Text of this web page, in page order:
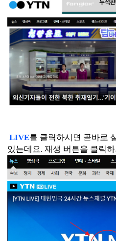
LIVE를 클릭하시면 곧바로
있는데요. 재생 버튼을 클릭